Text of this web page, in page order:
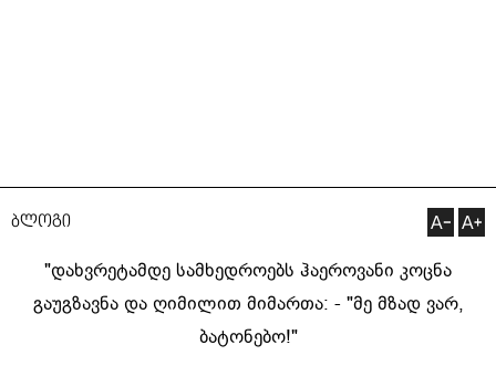
ბლოგი
"დახვრეტამდე სამხედროებს ჰაეროვანი კოცნა
გაუგზავნა და ღიმილით მიმართა: - "მე მზად ვარ,
ბატონებო!"